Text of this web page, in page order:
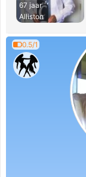
67 jaar
Alliston
0.5/1